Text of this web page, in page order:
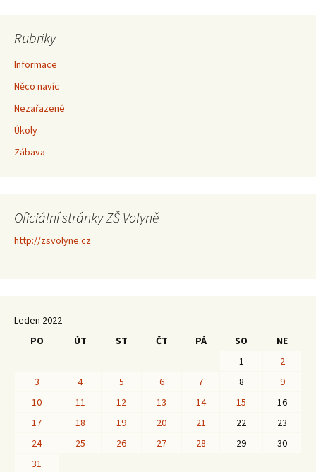
Rubriky
Informace
Něco navíc
Nezařazené
Úkoly
Zábava
Oficiální stránky ZŠ Volyně
http://zsvolyne.cz
Leden 2022
PO
ÚT ST ČT PÁ SO
NE
1
2
3
4 5 6 7 8
9
10
11 12 13 14 15
16
17
18 19 20 21 22
23
24
25 26 27 28 29
30
31